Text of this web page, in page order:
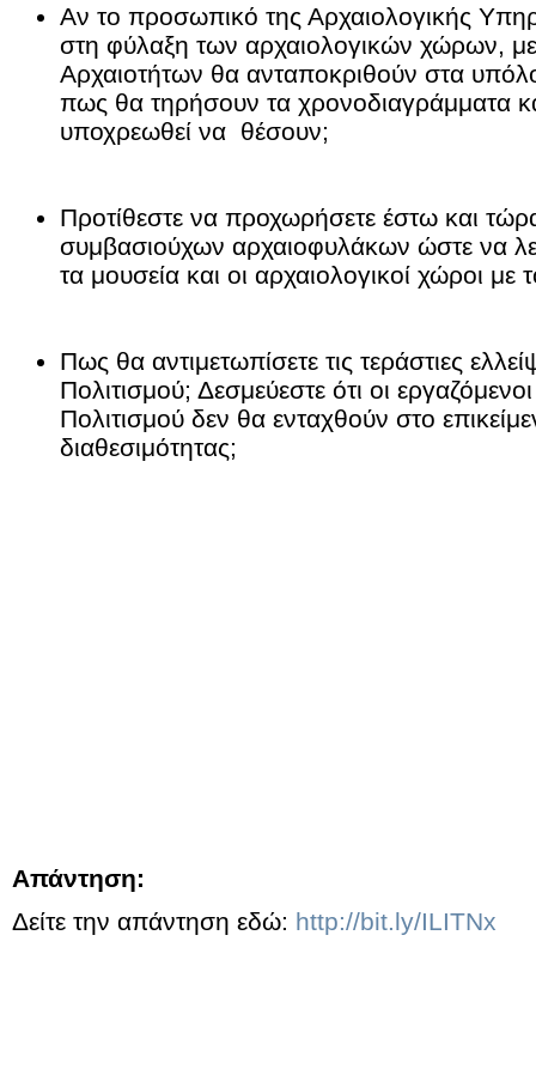
Αν το προσωπικό της Αρχαιολογικής
στη φύλαξη των αρχαιολογικών χώρων,
Αρχαιοτήτων θα ανταποκριθούν στα
πως θα τηρήσουν τα χρονοδιαγράμματα
υποχρεωθεί να θέσουν;
Προτίθεστε να προχωρήσετε έστω και
συμβασιούχων αρχαιοφυλάκων ώστε να
τα μουσεία και οι αρχαιολογικοί χώροι με
Πως θα αντιμετωπίσετε τις τεράστιες
Πολιτισμού; Δεσμεύεστε ότι οι
Πολιτισμού δεν θα ενταχθούν στο
διαθεσιμότητας;
Απάντηση:
Δείτε την απάντηση εδώ: http://bit.ly/ILITNx